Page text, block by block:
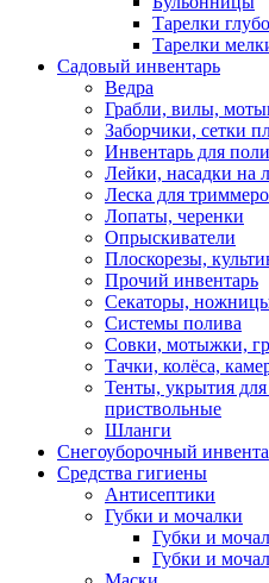
Тарелки
Тарелки
Садовый инвентарь
Ведра
Грабли, вилы,
Заборчики, сетки
Инвентарь для
Лейки, насадки на
Леска для
Лопаты, черенки
Опрыскиватели
Плоскорезы,
Прочий инвентарь
Секаторы,
Системы полива
Совки, мотыжки,
Тачки, колёса,
Тенты, укрытия
приствольные
Шланги
Снегоуборочный
Средства гигиены
Антисептики
Губки и мочалки
Губки и
Губки и